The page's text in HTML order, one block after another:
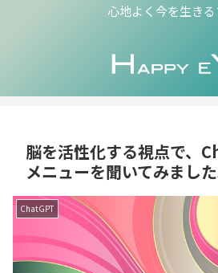
心地よく今を生き
脳を活性化する視点で、
メニューを聞いてみました
ChatGPT